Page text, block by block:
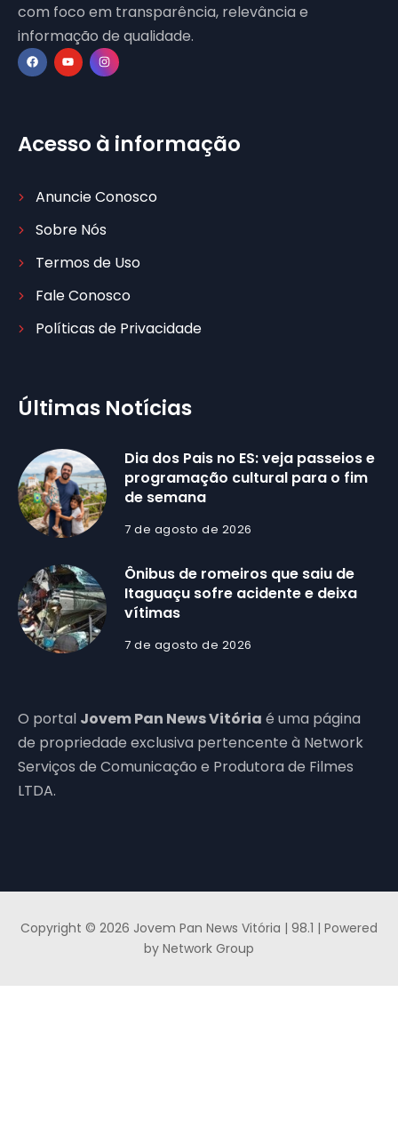
com foco em transparência, relevância e
informação de qualidade.
Acesso à informação
Anuncie Conosco
Sobre Nós
Termos de Uso
Fale Conosco
Políticas de Privacidade
Últimas Notícias
Dia dos Pais no ES: veja passeios e
programação cultural para o fim
de semana
7 de agosto de 2026
Ônibus de romeiros que saiu de
Itaguaçu sofre acidente e deixa
vítimas
7 de agosto de 2026
O portal Jovem Pan News Vitória é uma página
de propriedade exclusiva pertencente à Network
Serviços de Comunicação e Produtora de Filmes
LTDA.
Copyright © 2026 Jovem Pan News Vitória | 98.1 | Powered
by Network Group